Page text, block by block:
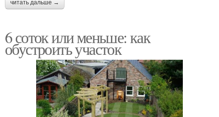
читать дальше →
6 соток или меньше: как
обустроить участок